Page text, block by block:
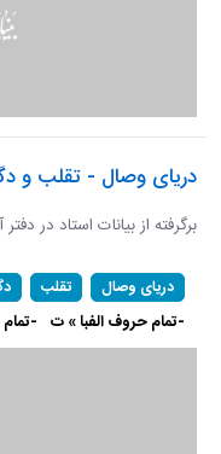
دریای وصال - تقلب و
برگرفته از بیانات استاد در دفتر
دریای وصال تقلب
-تمام حروف الفبا » ت -